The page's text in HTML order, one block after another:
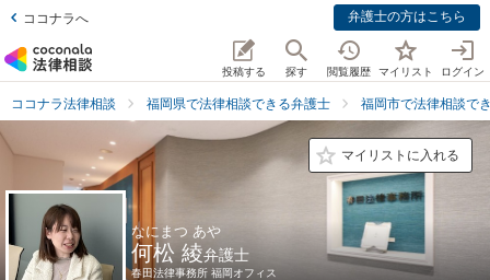
ココナラへ 弁護士の方はこちら
投稿する 探す 閲覧履歴 マイリスト ログイン
ココナラ法律相談 福岡県で法律相談できる弁護士 福岡市で法律相談で
マイリストに入れる
なにまつ あや
何松 綾弁護士
春田法律事務所 福岡オフィス